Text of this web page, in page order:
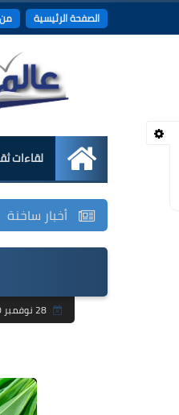
الصفحة الرئيسية
الرئيسية
لقاءات
أخبار ساخنة
28 نوفمبر 2020